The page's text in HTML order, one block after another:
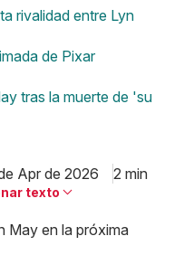
rivalidad entre Lyn
de Pixar
tras la muerte de 'su
Apr de 2026 2 min
texto